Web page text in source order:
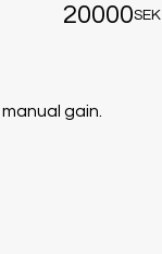
20000SEK
gain.